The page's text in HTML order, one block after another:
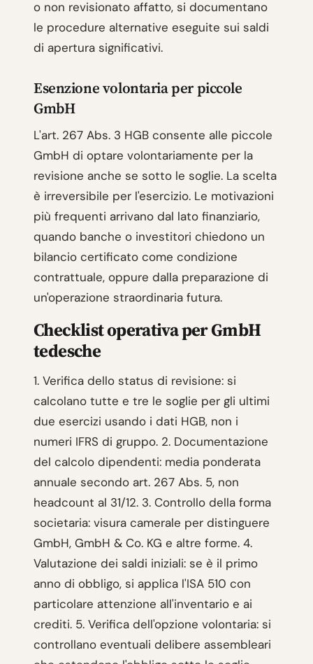
o non revisionato affatto, si documentano
le procedure alternative eseguite sui saldi
di apertura significativi.
Esenzione volontaria per piccole
GmbH
L'art. 267 Abs. 3 HGB consente alle piccole
GmbH di optare volontariamente per la
revisione anche se sotto le soglie. La scelta
è irreversibile per l'esercizio. Le motivazioni
più frequenti arrivano dal lato finanziario,
quando banche o investitori chiedono un
bilancio certificato come condizione
contrattuale, oppure dalla preparazione di
un'operazione straordinaria futura.
Checklist operativa per GmbH
tedesche
1. Verifica dello status di revisione: si
calcolano tutte e tre le soglie per gli ultimi
due esercizi usando i dati HGB, non i
numeri IFRS di gruppo. 2. Documentazione
del calcolo dipendenti: media ponderata
annuale secondo art. 267 Abs. 5, non
headcount al 31/12. 3. Controllo della forma
societaria: visura camerale per distinguere
GmbH, GmbH & Co. KG e altre forme. 4.
Valutazione dei saldi iniziali: se è il primo
anno di obbligo, si applica l'ISA 510 con
particolare attenzione all'inventario e ai
crediti. 5. Verifica dell'opzione volontaria: si
controllano eventuali delibere assembleari